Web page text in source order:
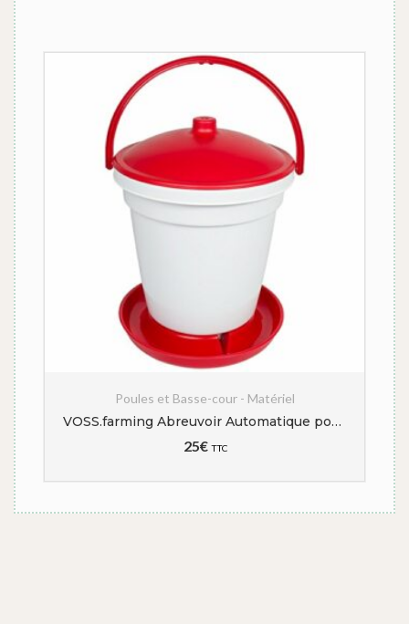
Poules et Basse-cour - Matériel
VOSS.farming Abreuvoir Automatique pour volailles, contenance 18 l
TTC